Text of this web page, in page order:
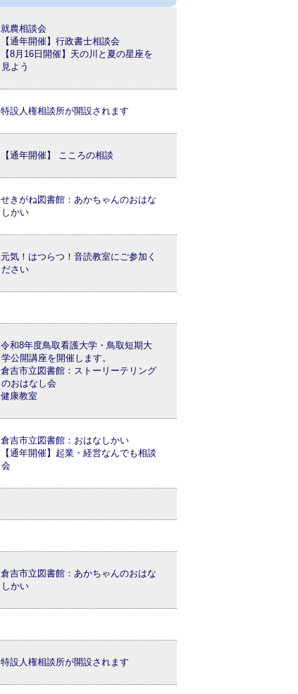
就農相談会
【通年開催】行政書士相談会
【8月16日開催】天の川と夏の星座を
見よう
特設人権相談所が開設されます
【通年開催】 こころの相談
せきがね図書館：あかちゃんのおはな
しかい
元気！はつらつ！音読教室にご参加く
ださい
令和8年度鳥取看護大学・鳥取短期大
学公開講座を開催します。
倉吉市立図書館：ストーリーテリング
のおはなし会
健康教室
倉吉市立図書館：おはなしかい
【通年開催】起業・経営なんでも相談
会
倉吉市立図書館：あかちゃんのおはな
しかい
特設人権相談所が開設されます